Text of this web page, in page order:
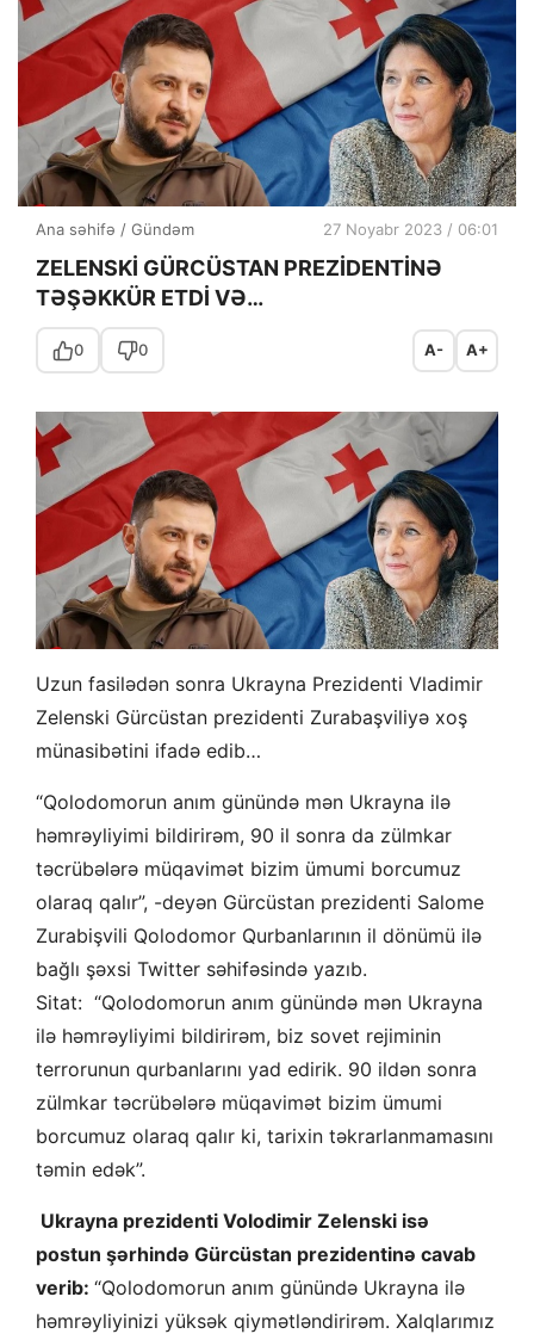
Ana səhifə / Gündəm 27 Noyabr 2023 / 06:01
ZELENSKİ GÜRCÜSTAN PREZİDENTİNƏ
TƏŞƏKKÜR ETDİ VƏ…
0 0 A- A+
Uzun fasilədən sonra Ukrayna Prezidenti Vladimir
Zelenski Gürcüstan prezidenti Zurabaşviliyə xoş
münasibətini ifadə edib…
“Qolodomorun anım günündə mən Ukrayna ilə
həmrəyliyimi bildirirəm, 90 il sonra da zülmkar
təcrübələrə müqavimət bizim ümumi borcumuz
olaraq qalır”, -deyən Gürcüstan prezidenti Salome
Zurabişvili Qolodomor Qurbanlarının il dönümü ilə
bağlı şəxsi Twitter səhifəsində yazıb.
Sitat: “Qolodomorun anım günündə mən Ukrayna
ilə həmrəyliyimi bildirirəm, biz sovet rejiminin
terrorunun qurbanlarını yad edirik. 90 ildən sonra
zülmkar təcrübələrə müqavimət bizim ümumi
borcumuz olaraq qalır ki, tarixin təkrarlanmamasını
təmin edək”.
Ukrayna prezidenti Volodimir Zelenski isə
postun şərhində Gürcüstan prezidentinə cavab
verib: “Qolodomorun anım günündə Ukrayna ilə
həmrəyliyinizi yüksək qiymətləndirirəm. Xalqlarımız